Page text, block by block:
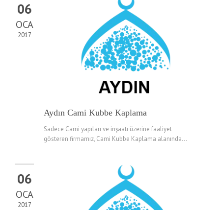
06
OCA
2017
Aydın Cami Kubbe Kaplama
Sadece Cami yapıları ve inşaatı üzerine faaliyet
gösteren firmamız, Cami Kubbe Kaplama alanında...
06
OCA
2017